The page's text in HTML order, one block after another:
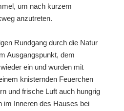
um nach kurzem
anzutreten.
Rundgang durch die Natur
Ausgangspunkt, dem
ein und wurden mit
knisternden Feuerchen
und frische Luft auch hungrig
im Inneren des Hauses bei